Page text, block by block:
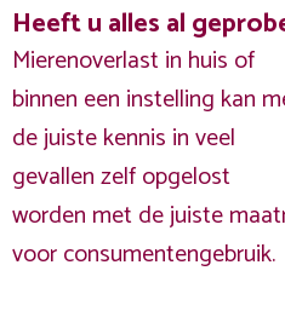
Heeft u alles al
Mierenoverlast in huis of
binnen een instelling kan
de juiste kennis in veel
gevallen zelf opgelost
worden met de juiste
voor consumentengebruik.